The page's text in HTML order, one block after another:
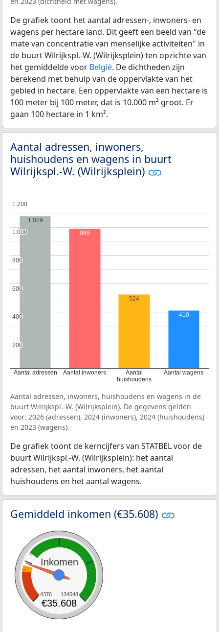
De grafiek toont het aantal adressen-, inwoners- en
wagens per hectare land. Dit geeft een beeld van "de
mate van concentratie van menselijke activiteiten" in
de buurt Wilrijkspl.-W. (Wilrijksplein) ten opzichte van
het gemiddelde voor België. De dichtheden zijn
berekend met behulp van de oppervlakte van het
gebied in hectare. Een oppervlakte van een hectare is
100 meter bij 100 meter, dat is 10.000 m² groot. Er
gaan 100 hectare in 1 km².
Aantal adressen, inwoners,
huishoudens en wagens in buurt
Wilrijkspl.-W. (Wilrijksplein)
Aantal adressen Aantal inwoners
Aantal
huishoudens
Aantal wagens
200
200
400
400
600
600
800
800
1.000
1.000
1.200
1.200
1.079
989
524
410
Aantal adressen, inwoners, huishoudens en wagens in de
buurt Wilrijkspl.-W. (Wilrijksplein). De gegevens gelden
voor: 2026 (adressen), 2024 (inwoners), 2024 (huishoudens)
en 2023 (wagens).
De grafiek toont de kerncijfers van STATBEL voor de
buurt Wilrijkspl.-W. (Wilrijksplein): het aantal
adressen, het aantal inwoners, het aantal
huishoudens en het aantal wagens.
Gemiddeld inkomen (€35.608)
Inkomen
4376 134548
€35.608